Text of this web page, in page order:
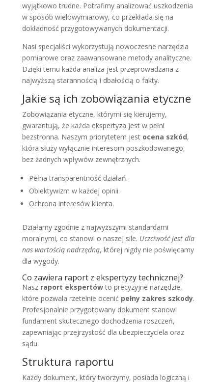
wyjątkowo trudne. Potrafimy analizować uszkodzenia
w sposób wielowymiarowy, co przekłada się na
dokładność przygotowywanych dokumentacji.
Nasi specjaliści wykorzystują nowoczesne narzędzia
pomiarowe oraz zaawansowane metody analityczne.
Dzięki temu każda analiza jest przeprowadzana z
najwyższą starannością i dbałością o fakty.
Jakie są ich zobowiązania etyczne
Zobowiązania etyczne, którymi się kierujemy,
gwarantują, że każda ekspertyza jest w pełni
bezstronna. Naszym priorytetem jest ocena szkód,
która służy wyłącznie interesom poszkodowanego,
bez żadnych wpływów zewnętrznych.
Pełna transparentność działań.
Obiektywizm w każdej opinii.
Ochrona interesów klienta.
Działamy zgodnie z najwyższymi standardami
moralnymi, co stanowi o naszej sile. Uczciwość jest dla
nas wartością nadrzędną, której nigdy nie poświęcamy
dla wygody.
Co zawiera raport z ekspertyzy technicznej?
Nasz raport ekspertówto precyzyjne narzędzie,
które pozwala rzetelnie ocenić pełny zakres szkody.
Profesjonalnie przygotowany dokument stanowi
fundament skutecznego dochodzenia roszczeń,
zapewniając przejrzystość dla ubezpieczyciela oraz
sądu.
Struktura raportu
Każdy dokument, który tworzymy, posiada logiczną i